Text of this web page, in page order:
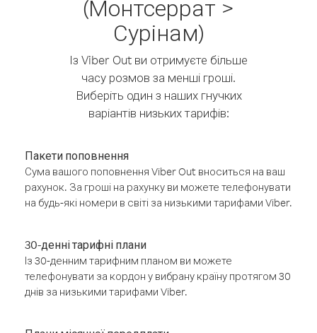
(Монтсеррат >
Сурінам)
Із Viber Out ви отримуєте більше
часу розмов за менші гроші.
Виберіть один з наших гнучких
варіантів низьких тарифів:
Пакети поповнення
Сума вашого поповнення Viber Out вноситься на ваш
рахунок. За гроші на рахунку ви можете телефонувати
на будь-які номери в світі за низькими тарифами Viber.
30-денні тарифні плани
Із 30-денним тарифним планом ви можете
телефонувати за кордон у вибрану країну протягом 30
днів за низькими тарифами Viber.